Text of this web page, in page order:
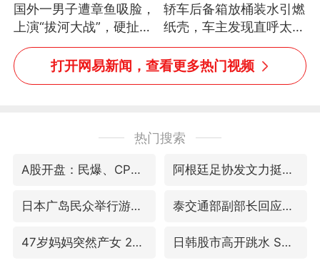
国外一男子遭章鱼吸脸，
上演“拔河大战”，硬扯加
铁棒敲打方才挣脱
轿车后备箱放桶装水引燃
纸壳，车主发现直呼太危
险，“拍出来让大家都避
免这个危险”
打开网易新闻，查看更多热门视频
热门搜索
A股开盘：民爆、CPO等概念走强 阿根廷足协发文力挺因凡蒂诺
日本广岛民众举行游行反对政府行径 泰交通部副部长回应中国人遭歧视手势
47岁妈妈突然产女 26岁女儿：很震惊 日韩股市高开跳水 SK海力士下挫转跌